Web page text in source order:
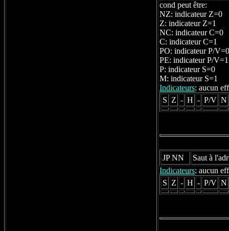
cond peut être:
NZ: indicateur Z=0
Z: indicateur Z=1
NC: indicateur C=0
C: indicateur C=1
PO: indicateur P/V=0
PE: indicateur P/V=1
P: indicateur S=0
M: indicateur S=1
Indicateurs: aucun
S Z - H - P/V N
JP NN
Saut à
Indicateurs: aucun
S Z - H - P/V N